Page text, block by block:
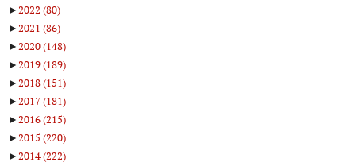
►2022 (80)
►2021 (86)
►2020(148)
►2019(189)
►2018(151)
►2017(181)
►2016(215)
►2015 (220)
►2014(222)